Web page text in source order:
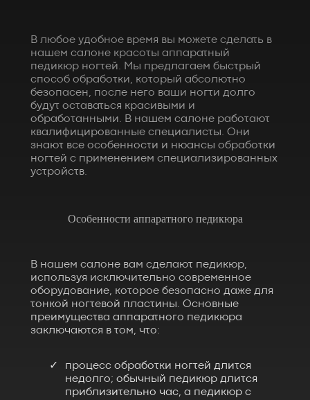
В любое удобное время вы можете сделать в
нашем салоне красоты аппаратный
педикюр ногтей. Мы предлагаем быстрый
способ обработки, который абсолютно
безопасен, после него ваши ногти долго
будут оставаться красивыми и
обработанными. В нашем салоне работают
квалифицированные специалисты. Они
знают все особенности и нюансы обработки
ногтей с применением специализированных
устройств.
Особенности аппаратного педикюра
В нашем салоне вам сделают педикюр,
используя исключительно современное
оборудование, которое безопасно даже для
тонкой ногтевой пластины. Основные
преимущества аппаратного педикюра
заключаются в том, что:
процесс обработки ногтей длится
недолго; обычный педикюр длится
приблизительно час, а педикюр с